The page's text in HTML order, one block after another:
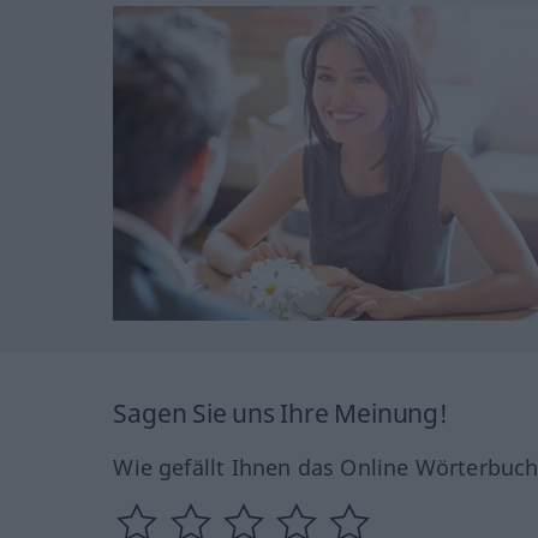
Sagen Sie uns Ihre Meinung!
Wie gefällt Ihnen das Online